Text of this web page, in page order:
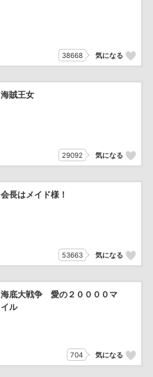
38668 気になる
海賊王女
29092 気になる
会長はメイド様！
53663 気になる
海底大戦争 愛の２００００マ
イル
704 気になる